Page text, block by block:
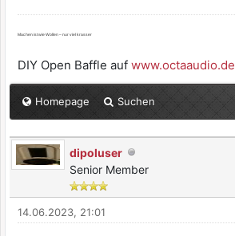
Machen ist wie Wollen – nur viel krasser
DIY Open Baffle auf www.octaaudio.de
Homepage Suchen
dipoluser
Senior Member
14.06.2023, 21:01